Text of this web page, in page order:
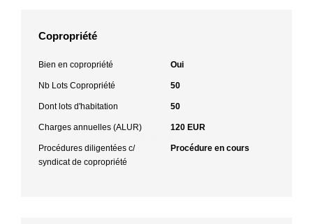
Copropriété
Bien en copropriété Oui
Nb Lots Copropriété 50
Dont lots d'habitation 50
Charges annuelles (ALUR) 120 EUR
Procédures diligentées c/
syndicat de copropriété
Procédure en cours